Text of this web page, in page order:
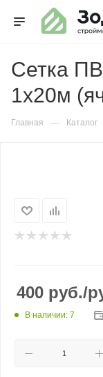
Сетка
1х20м
Главная — Каталог
400 руб./
В наличии: 7